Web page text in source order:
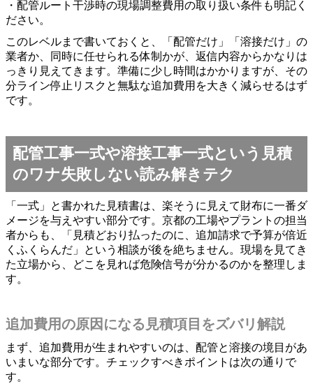
・配管ルート干渉時の現場調整費用の取り扱い条件も明記く
ださい。
このレベルまで書いておくと、「配管だけ」「溶接だけ」の
業者か、同時に任せられる体制かが、返信内容からかなりは
っきり見えてきます。準備に少し時間はかかりますが、その
分ライン停止リスクと無駄な追加費用を大きく減らせるはず
です。
配管工事一式や溶接工事一式という見積
のワナ失敗しない読み解きテク
「一式」と書かれた見積書は、楽そうに見えて財布に一番ダ
メージを与えやすい部分です。京都の工場やプラントの担当
者からも、「見積どおり払ったのに、追加請求で予算が倍近
くふくらんだ」という相談が後を絶ちません。現場を見てき
た立場から、どこを見れば危険信号が分かるのかを整理しま
す。
追加費用の原因になる見積項目をズバリ解説
まず、追加費用が生まれやすいのは、配管と溶接の境目があ
いまいな部分です。チェックすべきポイントは次の通りで
す。